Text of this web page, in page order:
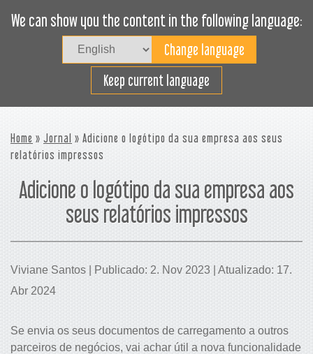
We can show you the content in the following language:
Keep current language
Carregue eficazmente
Home » Jornal » Adicione o logótipo da sua empresa aos seus
relatórios impressos
Adicione o logótipo da sua empresa aos
seus relatórios impressos
Viviane Santos | Publicado: 2. Nov 2023 | Atualizado: 17.
Abr 2024
Se envia os seus documentos de carregamento a outros
parceiros de negócios, vai achar útil a nova funcionalidade